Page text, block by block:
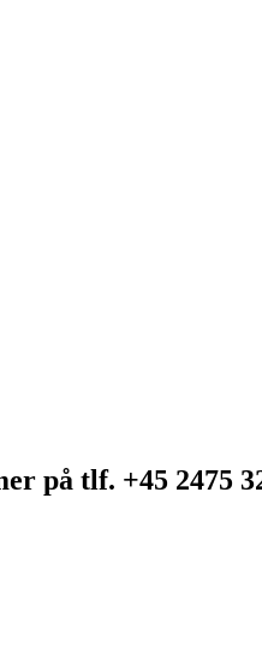
på tlf. +45 2475